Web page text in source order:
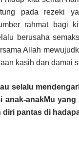
pada rezeki
rahmat bagi
berusaha
Allah
kasih dan damai
selalu
anak-anakMu
pantas di